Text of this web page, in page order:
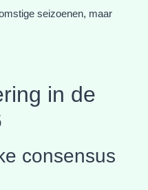
seizoenen, maar
in de
consensus